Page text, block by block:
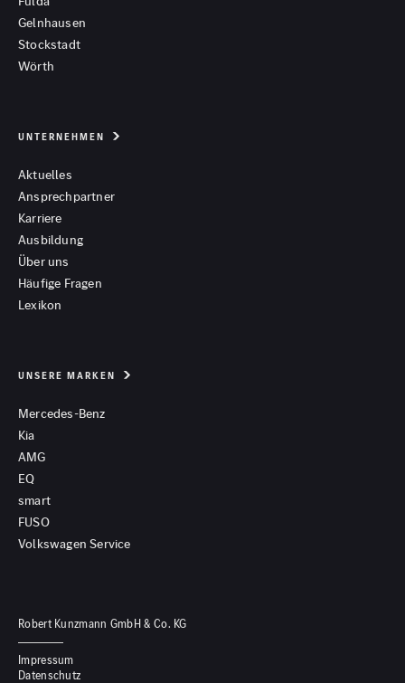
Gelnhausen
Stockstadt
Wörth
UNTERNEHMEN
Aktuelles
Ansprechpartner
Karriere
Ausbildung
Über uns
Häufige Fragen
Lexikon
UNSERE MARKEN
Mercedes-Benz
Kia
AMG
EQ
smart
FUSO
Volkswagen Service
Robert Kunzmann GmbH & Co. KG
Impressum
Datenschutz